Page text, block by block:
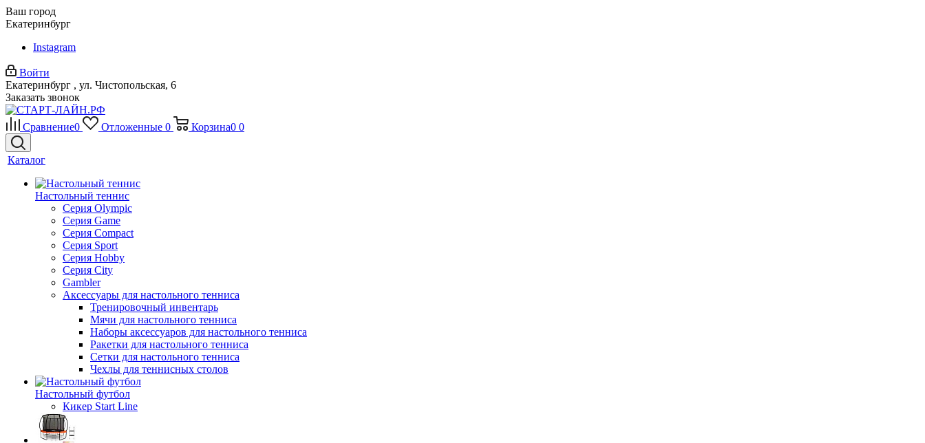
Ваш город
Екатеринбург
Instagram
Войти
Екатеринбург , ул. Чистопольская, 6
Заказать звонок
Сравнение0 Отложенные 0 Корзина0 0
Каталог
Настольный теннис
Серия Olympic
Серия Game
Серия Compact
Серия Sport
Серия Hobby
Серия City
Gambler
Аксессуары для настольного тенниса
Тренировочный инвентарь
Мячи для настольного тенниса
Наборы аксессуаров для настольного тенниса
Ракетки для настольного тенниса
Сетки для настольного тенниса
Чехлы для теннисных столов
Настольный футбол
Кикер Start Line